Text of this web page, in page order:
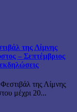
της Λίμνης
– Σεπτέμβριος
της Λίμνης
μέχρι 20...